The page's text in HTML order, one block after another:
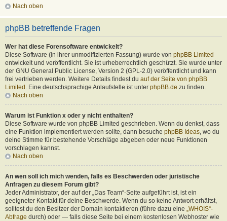
Nach oben
phpBB betreffende Fragen
Wer hat diese Forensoftware entwickelt?
Diese Software (in ihrer unmodifizierten Fassung) wurde von phpBB Limited
entwickelt und veröffentlicht. Sie ist urheberrechtlich geschützt. Sie wurde unter
der GNU General Public License, Version 2 (GPL-2.0) veröffentlicht und kann
frei vertrieben werden. Weitere Details findest du auf der Seite von phpBB
Limited . Eine deutschsprachige Anlaufstelle ist unter phpBB.de zu finden.
Nach oben
Warum ist Funktion x oder y nicht enthalten?
Diese Software wurde von phpBB Limited geschrieben. Wenn du denkst, dass
eine Funktion implementiert werden sollte, dann besuche phpBB Ideas, wo du
deine Stimme für bestehende Vorschläge abgeben oder neue Funktionen
vorschlagen kannst.
Nach oben
An wen soll ich mich wenden, falls es Beschwerden oder juristische
Anfragen zu diesem Forum gibt?
Jeder Administrator, der auf der „Das Team“-Seite aufgeführt ist, ist ein
geeigneter Kontakt für deine Beschwerde. Wenn du so keine Antwort erhältst,
solltest du den Besitzer der Domain kontaktieren (führe dazu eine „WHOIS“-
Abfrage durch) oder — falls diese Seite bei einem kostenlosen Webhoster wie